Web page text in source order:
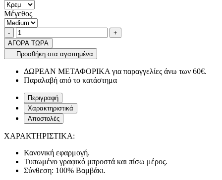
Μέγεθος
Ποσότητα
-product.increase.quantity +
ΑΓΟΡΑ ΤΩΡΑ
Προσθήκη στα αγαπημένα
ΔΩΡΕΑΝ ΜΕΤΑΦΟΡΙΚΑ για παραγγελίες άνω των 60€.
Παραλαβή από το κατάστημα
Περιγραφή
Χαρακτηριστικά
Αποστολές
ΧΑΡΑΚΤΗΡΙΣΤΙΚΑ:
Κανονική εφαρμογή.
Τυπωμένο γραφικό μπροστά και πίσω μέρος.
Σύνθεση: 100% Βαμβάκι.